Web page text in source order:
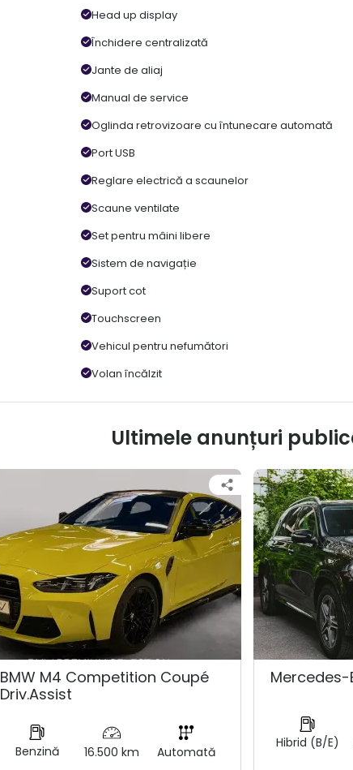
Head up display
Închidere centralizată
Jante de aliaj
Manual de service
Oglinda retrovizoare cu întunecare automată
Port USB
Reglare electrică a scaunelor
Scaune ventilate
Set pentru mâini libere
Sistem de navigație
Suport cot
Touchscreen
Vehicul pentru nefumători
Volan încălzit
Ultimele anunțuri
BMW M4 Competition Coupé
Driv.Assist
Benzină 16.500 km Automată
Mercedes-
Hibrid (B/E)